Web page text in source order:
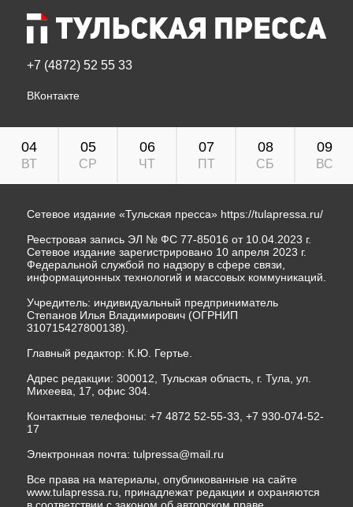
+7 (4872) 52 55 33
ВКонтакте
04
ВТ
05
СР
06
ЧТ
07
ПТ
08
СБ
09
ВС
Сетевое издание «Тульская пресса» https://tulapressa.ru/
Реестровая запись ЭЛ № ФС 77-85016 от 10.04.2023 г.
Сетевое издание зарегистрировано 10 апреля 2023 г.
Федеральной службой по надзору в сфере связи,
информационных технологий и массовых коммуникаций.
Учредитель: индивидуальный предприниматель
Степанов Илья Владимирович (ОГРНИП
310715427800138).
Главный редактор: К.Ю. Гертье.
Адрес редакции: 300012, Тульская область, г. Тула, ул.
Михеева, 17, офис 304.
Контактные телефоны: +7 4872 52-55-33, +7 930-074-52-
17
Электронная почта: tulpressa@mail.ru
Все права на материалы, опубликованные на сайте
www.tulapressa.ru, принадлежат редакции и охраняются